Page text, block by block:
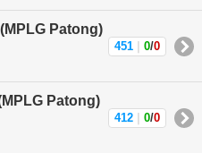
Patong)
451 0/0
Patong)
412 0/0